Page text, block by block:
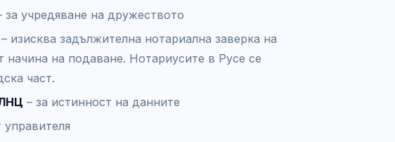
за учредяване на дружеството
– изисква задължителна нотариална заверка на
начина на подаване. Нотариусите в Русе се
част.
– за истинност на данните
управителя